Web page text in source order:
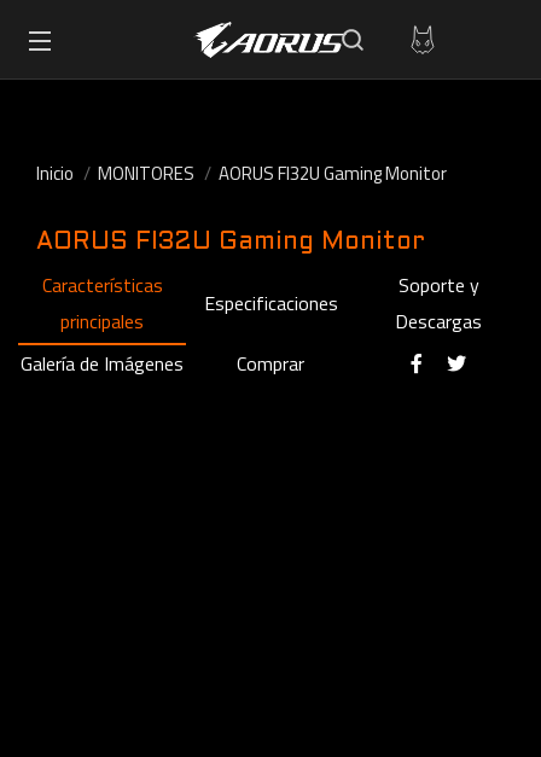
Inicio MONITORES AORUS FI32U Gaming Monitor
AORUS FI32U Gaming Monitor
Características
principales
Especificaciones
Soporte y
Descargas
Galería de Imágenes
Comprar